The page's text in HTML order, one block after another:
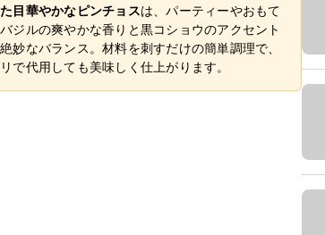
た目華やかなピンチョスは、パーティーやおもて
ジルの爽やかな香りと黒コショウのアクセント
なバランス。材料を刺すだけの簡単調理で、
で代用しても美味しく仕上がります。